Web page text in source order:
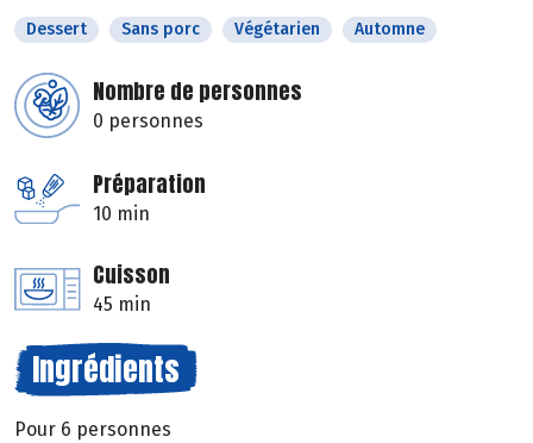
Dessert Sans porc Végétarien Automne
Nombre de personnes
0 personnes
Préparation
10 min
Cuisson
45 min
Ingrédients
Pour 6 personnes